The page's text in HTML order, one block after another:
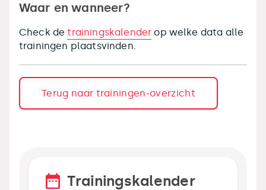
Waar en wanneer?
Check detrainingskalender op welke data alle
trainingen plaatsvinden.
Terug naar trainingen-overzicht
Trainingskalender